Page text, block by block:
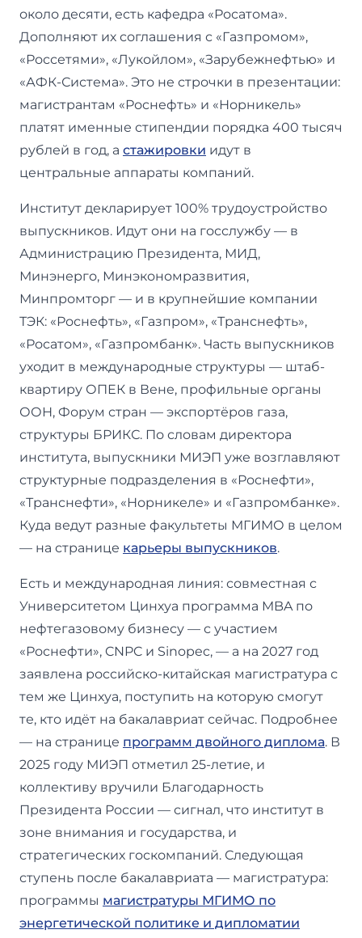
около десяти, есть кафедра «Росатома».
Дополняют их соглашения с «Газпромом»,
«Россетями», «Лукойлом», «Зарубежнефтью» и
«АФК-Система». Это не строчки в презентации:
магистрантам «Роснефть» и «Норникель»
платят именные стипендии порядка 400 тысяч
рублей в год, а стажировки идут в
центральные аппараты компаний.
Институт декларирует 100% трудоустройство
выпускников. Идут они на госслужбу — в
Администрацию Президента, МИД,
Минэнерго, Минэкономразвития,
Минпромторг — и в крупнейшие компании
ТЭК: «Роснефть», «Газпром», «Транснефть»,
«Росатом», «Газпромбанк». Часть выпускников
уходит в международные структуры — штаб-
квартиру ОПЕК в Вене, профильные органы
ООН, Форум стран — экспортёров газа,
структуры БРИКС. По словам директора
института, выпускники МИЭП уже возглавляют
структурные подразделения в «Роснефти»,
«Транснефти», «Норникеле» и «Газпромбанке».
Куда ведут разные факультеты МГИМО в целом
— на странице карьеры выпускников.
Есть и международная линия: совместная с
Университетом Цинхуа программа MBA по
нефтегазовому бизнесу — с участием
«Роснефти», CNPC и Sinopec, — а на 2027 год
заявлена российско-китайская магистратура с
тем же Цинхуа, поступить на которую смогут
те, кто идёт на бакалавриат сейчас. Подробнее
— на странице программ двойного диплома. В
2025 году МИЭП отметил 25-летие, и
коллективу вручили Благодарность
Президента России — сигнал, что институт в
зоне внимания и государства, и
стратегических госкомпаний. Следующая
ступень после бакалавриата — магистратура:
программы магистратуры МГИМО по
энергетической политике и дипломатии